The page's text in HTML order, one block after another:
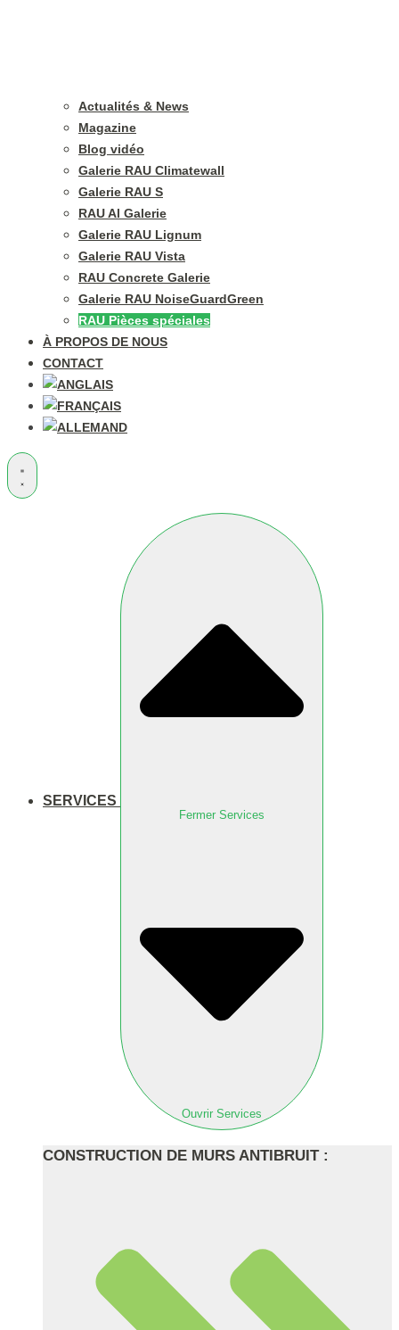
Actualités & News
Magazine
Blog vidéo
Galerie RAU Climatewall
Galerie RAU S
RAU Al Galerie
Galerie RAU Lignum
Galerie RAU Vista
RAU Concrete Galerie
Galerie RAU NoiseGuardGreen
RAU Pièces spéciales
À PROPOS DE NOUS
CONTACT
SERVICES
Fermer Services
Ouvrir Services
CONSTRUCTION DE MURS ANTIBRUIT :